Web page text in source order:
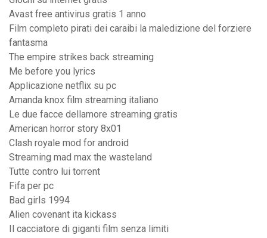
Avast free antivirus gratis 1 anno
Film completo pirati dei caraibi la maledizione del forziere
fantasma
The empire strikes back streaming
Me before you lyrics
Applicazione netflix su pc
Amanda knox film streaming italiano
Le due facce dellamore streaming gratis
American horror story 8x01
Clash royale mod for android
Streaming mad max the wasteland
Tutte contro lui torrent
Fifa per pc
Bad girls 1994
Alien covenant ita kickass
Il cacciatore di giganti film senza limiti